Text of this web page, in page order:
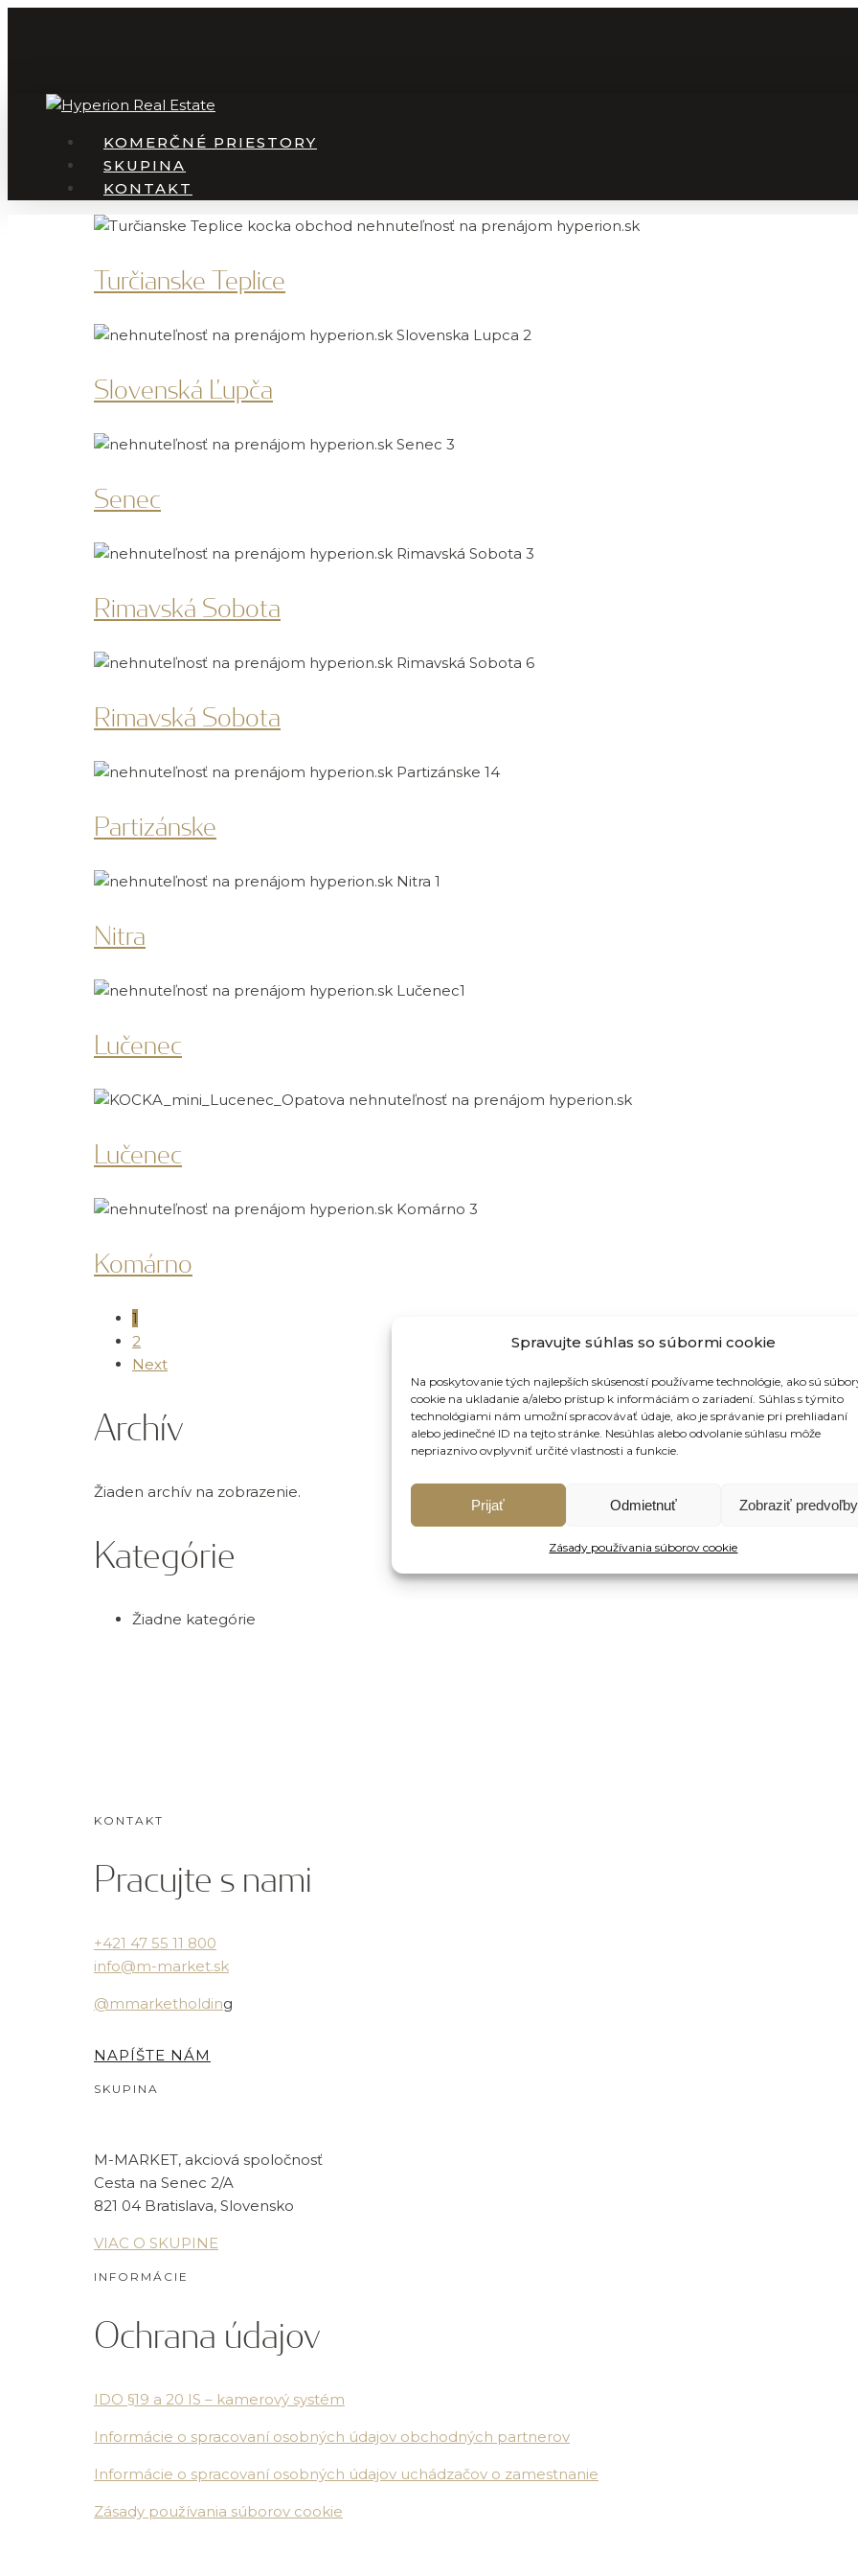
Spravujte súhlas so súbormi cookie
Na poskytovanie tých najlepších skúseností používame technológie, ako sú
cookie na ukladanie a/alebo prístup k informáciám o zariadení. Súhlas s týmito
technológiami nám umožní spracovávať údaje, ako je správanie pri prehliadaní
alebo jedinečné ID na tejto stránke. Nesúhlas alebo odvolanie súhlasu môže
nepriaznivo ovplyvniť určité vlastnosti a funkcie.
Prijať Odmietnuť Zobraziť predvoľby
Zásady používania súborov cookie
Menu
KOMERČNÉ PRIESTORY
SKUPINA
KONTAKT
Turčianske Teplice
Slovenská Ľupča
Senec
Rimavská Sobota
Rimavská Sobota
Partizánske
Nitra
Lučenec
Lučenec
Komárno
1
2
Next
Archív
Žiaden archív na zobrazenie.
Kategórie
Žiadne kategórie
KONTAKT
Pracujte s nami
+421 47 55 11 800
info@m-market.sk
@mmarketholding
NAPÍŠTE NÁM
SKUPINA
M-MARKET, akciová spoločnosť
Cesta na Senec 2/A
821 04 Bratislava, Slovensko
VIAC O SKUPINE
INFORMÁCIE
Ochrana údajov
IDO §19 a 20 IS – kamerový systém
Informácie o spracovaní osobných údajov obchodných partnerov
Informácie o spracovaní osobných údajov uchádzačov o zamestnanie
Zásady používania súborov cookie